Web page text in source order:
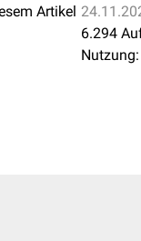
Artikel
6.294
Nutzung: